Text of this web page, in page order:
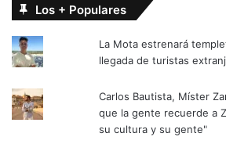
Los + Populares
La Mota estrenará
llegada de turistas
Carlos Bautista, Míster
que la gente recuerde a
su cultura y su gente"